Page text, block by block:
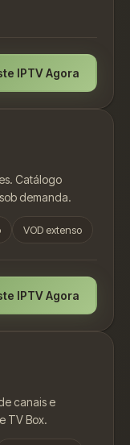
IPTV Agora
Catálogo
demanda.
VOD extenso
IPTV Agora
canais e
TV Box.